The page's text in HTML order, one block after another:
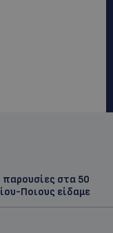
παρουσίες στα 50
Ποιους είδαμε